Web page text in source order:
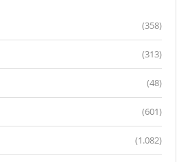
(358)
(313)
(48)
(601)
(1.082)